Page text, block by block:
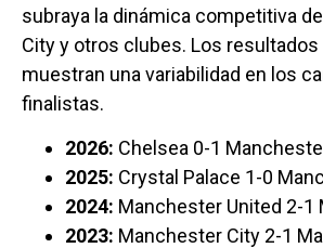
subraya la dinámica competitiva
City y otros clubes. Los
muestran una variabilidad en los
finalistas.
2026: Chelsea 0-1
2025: Crystal Palace 1-0
2024: Manchester United 2-1
2023: Manchester City 2-1